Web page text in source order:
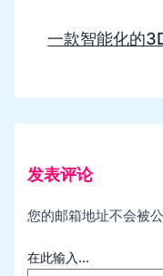
一款智能化的
发表评论
您的邮箱地址不会被公
在此输入...